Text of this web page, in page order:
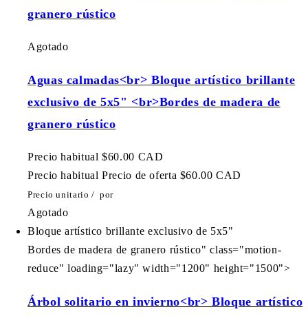
granero rústico
Agotado
Aguas calmadas<br> Bloque artístico brillante
exclusivo de 5x5" <br>Bordes de madera de
granero rústico
Precio habitual $60.00 CAD
Precio habitual Precio de oferta $60.00 CAD
Precio unitario / por
Agotado
Bloque artístico brillante exclusivo de 5x5"
Bordes de madera de granero rústico" class="motion-
reduce" loading="lazy" width="1200" height="1500">
Árbol solitario en invierno<br> Bloque artístico